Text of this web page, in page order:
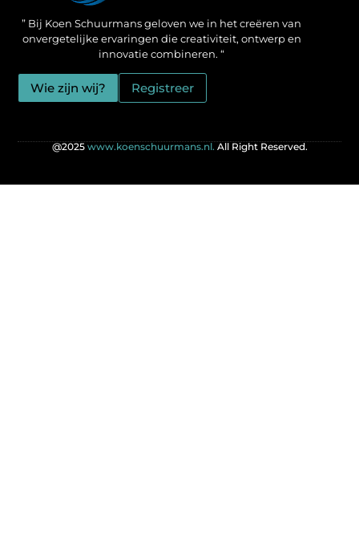
” Bij Koen Schuurmans geloven we in het creëren van
onvergetelijke ervaringen die creativiteit, ontwerp en
innovatie combineren. “
Wie zijn wij? Registreer
@2025 www.koenschuurmans.nl. All Right Reserved.